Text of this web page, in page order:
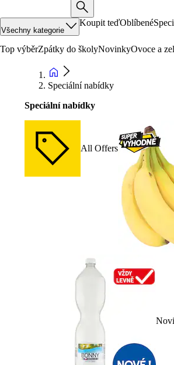
Všechny kategorie
Koupit teďOblíbené
Top výběrZpátky do školyNovinkyOvoce a
Speciální nabídky
Speciální nabídky
All Offers